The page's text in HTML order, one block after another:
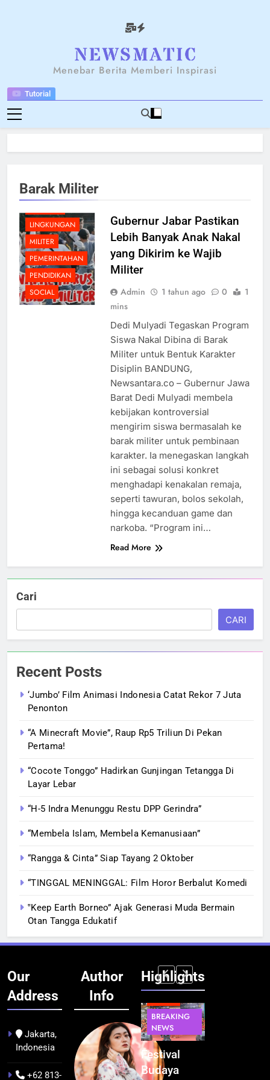
Tutorial
NEWSANTARA
Menebar Berita Memberi Inspirasi
Barak Militer
HUKUM
LINGKUNGAN
MILITER
PEMERINTAHAN
PENDIDIKAN
SOCIAL
Gubernur Jabar Pastikan
Lebih Banyak Anak Nakal
yang Dikirim ke Wajib
Militer
Admin 1 tahun ago 0
1
mins
Dedi Mulyadi Tegaskan Program
Siswa Nakal Dibina di Barak
Militer untuk Bentuk Karakter
Disiplin BANDUNG,
Newsantara.co – Gubernur Jawa
Barat Dedi Mulyadi membela
kebijakan kontroversial
mengirim siswa bermasalah ke
barak militer untuk pembinaan
karakter. Ia menegaskan langkah
ini sebagai solusi konkret
menghadapi kenakalan remaja,
seperti tawuran, bolos sekolah,
hingga kecanduan game dan
narkoba. “Program ini…
Read More
Cari
CARI
Recent Posts
‘Jumbo’ Film Animasi Indonesia Catat Rekor 7 Juta
Penonton
“A Minecraft Movie”, Raup Rp5 Triliun Di Pekan
Pertama!
“Cocote Tonggo” Hadirkan Gunjingan Tetangga Di
Layar Lebar
“H-5 Indra Menunggu Restu DPP Gerindra”
“Membela Islam, Membela Kemanusiaan”
“Rangga & Cinta” Siap Tayang 2 Oktober
“TINGGAL MENINGGAL: Film Horor Berbalut Komedi
‟Keep Earth Borneo” Ajak Generasi Muda Bermain
Otan Tangga Edukatif
Our
Address
Jakarta,
Indonesia
+62 813-
Author
Info
Highlights
BERITA
NEWS
Kualitas
Pramuwisata
TEKNOLOGI
Indonesia
Resmi
BREAKING
NEWS
Festival
Budaya